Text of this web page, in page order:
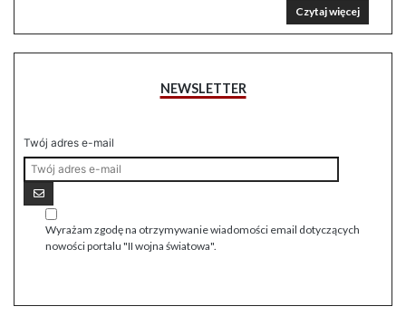
Czytaj więcej
NEWSLETTER
Twój adres e-mail
Wyrażam zgodę na otrzymywanie wiadomości email dotyczących
nowości portalu "II wojna światowa".